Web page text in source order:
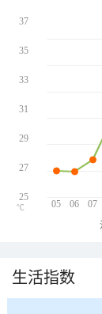
05 06 07
37
35
33
31
29
27
25
℃
生活指数